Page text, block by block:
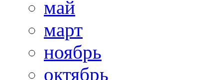
май
март
ноябрь
октябрь